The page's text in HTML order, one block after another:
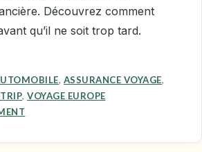
Découvrez comment
qu’il ne soit trop tard.
, ASSURANCE VOYAGE,
, VOYAGE EUROPE